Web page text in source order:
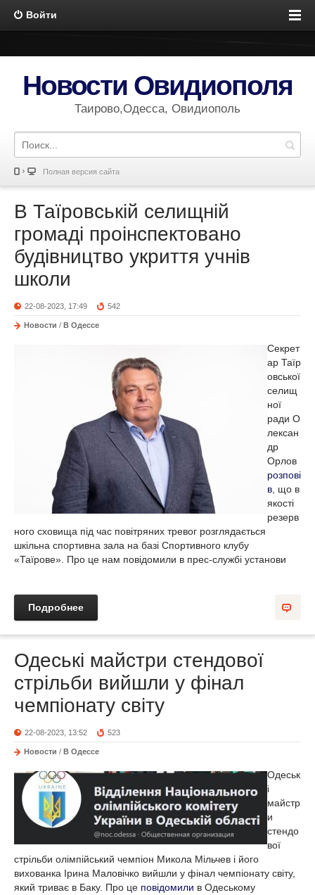
Войти
Новости Овидиополя
Таирово,Одесса, Овидиополь
Полная версия сайта
В Таїровській селищній
громаді проінспектовано
будівництво укриття учнів
школи
22-08-2023, 17:49 542
Новости / В Одессе
Секрет
ар Таїр
овської
селищ
ної
ради О
лексан
др
Орлов
розпові
в , що в
якості
резерв
ного сховища під час повітряних тревог розглядається
шкільна спортивна зала на базі Спортивного клубу
«Таїрове» . Про це нам повідомили в прес-службі установи
Подробнее
Одеські майстри стендової
стрільби вийшли у фінал
чемпіонату світу
22-08-2023, 13:52 523
Новости / В Одессе
Одеськ
і
майстр
и
стендо
вої
стрільби олімпійський чемпіон Микола Мільчев і його
вихованка Ірина Маловічко вийшли у фінал чемпіонату світу,
який триває в Баку. Про це повідомили в Одеському